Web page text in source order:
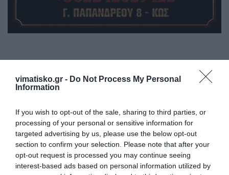
vimatisko.gr - Do Not Process My Personal
Information
If you wish to opt-out of the sale, sharing to third parties, or
processing of your personal or sensitive information for
targeted advertising by us, please use the below opt-out
section to confirm your selection. Please note that after your
opt-out request is processed you may continue seeing
interest-based ads based on personal information utilized by
χυδαιότητας!
Σχόλια 0